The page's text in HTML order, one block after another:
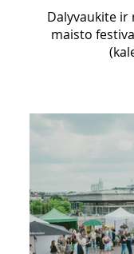
Dalyvaukite ir
maisto